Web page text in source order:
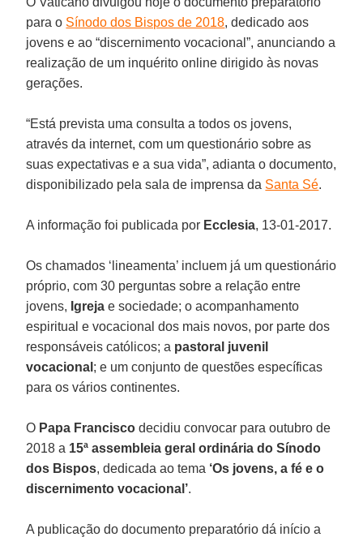
para o Sínodo dos Bispos de 2018, dedicado aos
jovens e ao “discernimento vocacional”, anunciando a
realização de um inquérito online dirigido às novas
gerações.
“Está prevista uma consulta a todos os jovens,
através da internet, com um questionário sobre as
suas expectativas e a sua vida”, adianta o documento,
disponibilizado pela sala de imprensa da Santa Sé.
A informação foi publicada por Ecclesia, 13-01-2017.
Os chamados ‘lineamenta’ incluem já um questionário
próprio, com 30 perguntas sobre a relação entre
jovens, Igreja e sociedade; o acompanhamento
espiritual e vocacional dos mais novos, por parte dos
responsáveis católicos; a pastoral juvenil
vocacional ; e um conjunto de questões específicas
para os vários continentes.
O Papa Francisco decidiu convocar para outubro de
2018 a 15ª assembleia geral ordinária do Sínodo
dos Bispos, dedicada ao tema ‘Os jovens, a fé e o
discernimento vocacional’.
A publicação do documento preparatório dá início a